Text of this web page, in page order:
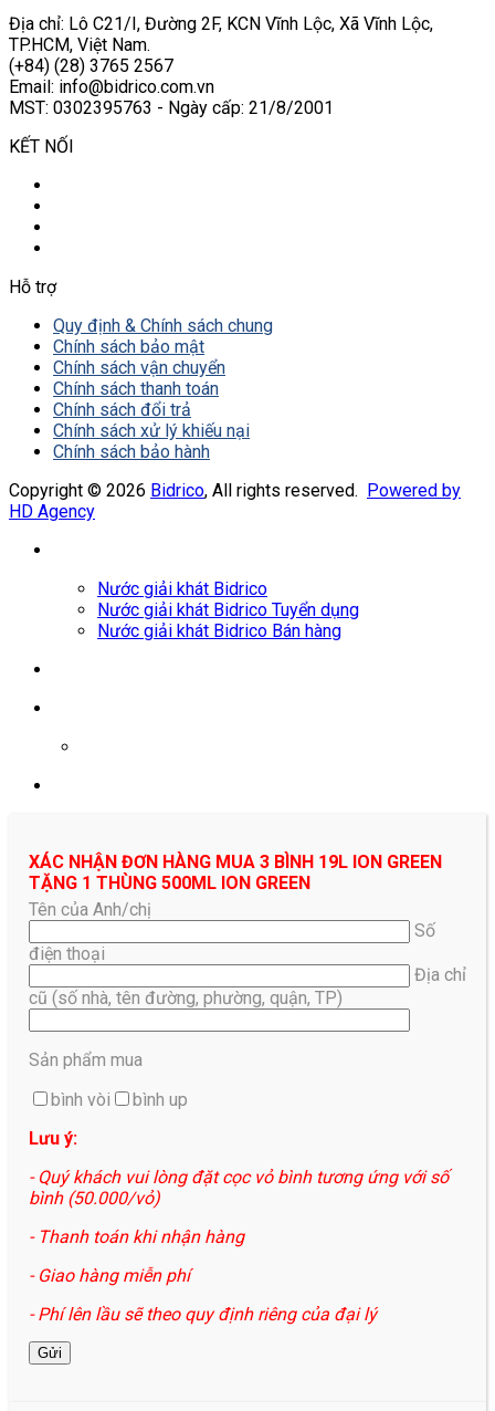
Địa chỉ: Lô C21/I, Đường 2F, KCN Vĩnh Lộc, Xã Vĩnh Lộc,
TP.HCM, Việt Nam.
(+84) (28) 3765 2567
Email: info@bidrico.com.vn
MST: 0302395763 - Ngày cấp: 21/8/2001
KẾT NỐI
Hỗ trợ
Quy định & Chính sách chung
Chính sách bảo mật
Chính sách vận chuyển
Chính sách thanh toán
Chính sách đổi trả
Chính sách xử lý khiếu nại
Chính sách bảo hành
Copyright © 2026 Bidrico, All rights reserved. Powered by
HD Agency
Nước giải khát Bidrico
Nước giải khát Bidrico Tuyển dụng
Nước giải khát Bidrico Bán hàng
XÁC NHẬN ĐƠN HÀNG MUA 3 BÌNH 19L ION GREEN
TẶNG 1 THÙNG 500ML ION GREEN
Tên của Anh/chị
Số
điện thoại
Địa chỉ
cũ (số nhà, tên đường, phường, quận, TP)
Sản phẩm mua
bình vòi
bình up
Lưu ý:
- Quý khách vui lòng đặt cọc vỏ bình tương ứng với số
bình (50.000/vỏ)
- Thanh toán khi nhận hàng
- Giao hàng miễn phí
- Phí lên lầu sẽ theo quy định riêng của đại lý